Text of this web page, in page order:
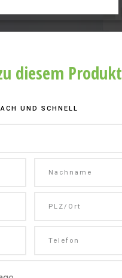
diesem Produkt
UND SCHNELL